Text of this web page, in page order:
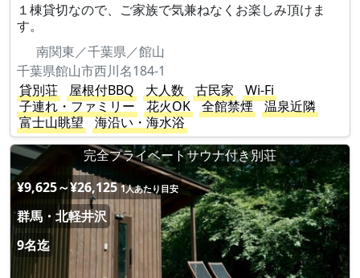
１棟貸切なので、ご家族で気兼ねなくお楽しみ頂けま
す。
南関東／千葉県／館山
千葉県館山市西川名184-1
貸別荘
屋根付BBQ 大人数 古民家
Wi-Fi
子連れ・ファミリー
花火OK 全館禁煙
温泉近隣
富士山眺望
海沿い・海水浴
完全プライベートサウナ付き別荘
¥9,625～¥26,125 1人あたり目安
群馬・北軽井沢
9名迄